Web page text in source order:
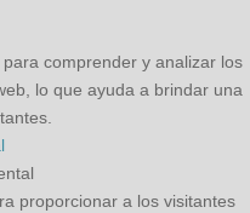
comprender y analizar los
lo que ayuda a brindar una
proporcionar a los visitantes